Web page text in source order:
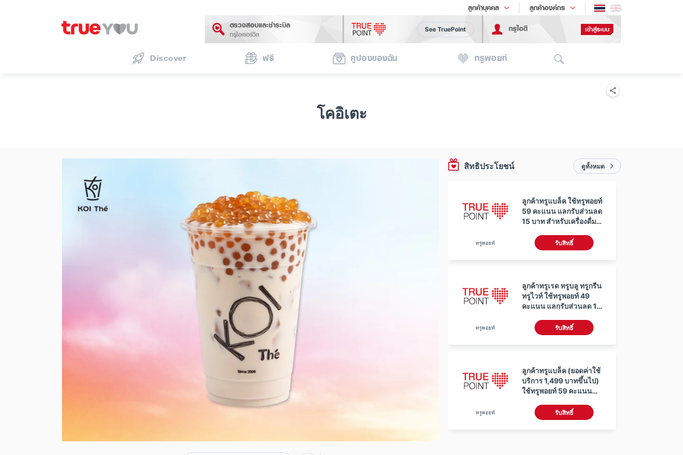
ลูกค้าบุคคล ลูกค้าองค์กร
เทรนด์เทคโนโลยี
ตรวจสอบและชำระบิล
ทรูไอเซอร์วิส
See TruePoint ทรูไอดี เข้าสู่ระบบ
Discover ฟรี คูปองของฉัน ทรูพอยท์
โคอิเตะ
สิทธิประโยชน์ ดูทั้งหมด
ลูกค้าทรูแบล็ค ใช้ทรูพอยท์
59 คะแนน แลกรับส่วนลด
15 บาท สำหรับเครื่องดื่มทุก
ทรูพอยท์ รับสิทธิ์
ลูกค้าทรูเรด ทรูบลู ทรูกรีน
ทรูไวท์ ใช้ทรูพอยท์ 49
คะแนน แลกรับส่วนลด 10
ทรูพอยท์ รับสิทธิ์
ลูกค้าทรูแบล็ค (ยอดค่าใช้
บริการ 1,499 บาทขึ้นไป)
ใช้ทรูพอยท์ 59 คะแนน
สำหรับเครื่องดื่มทุกเมนู
ทรูพอยท์ รับสิทธิ์